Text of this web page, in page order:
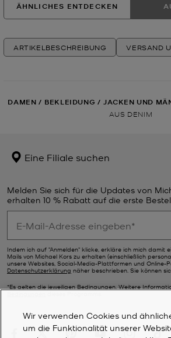
ÄHNLICHES ENTDECKEN
ARTIKELBESCHREIBUNG VERSAND
DAMEN / BEKLEIDUNG / JACKEN UND
AUS DENIM
Eine Filiale suchen
Melden Sie sich für die Updates von
erhalten 10 % Rabatt auf die erste
Indem ich auf "Anmelden" klicke, erkläre ich mich damit
Mails von Michael Kors zu erhalten (einschließlich
unsere Websites, Social-Media-Plattformen und Online-
Datenschutzerklärung näher beschrieben. Sie können
*Es gelten die jeweiligen Bedingungen. Weitere
Wir verwenden Cookies und
um die Funktionalität unserer